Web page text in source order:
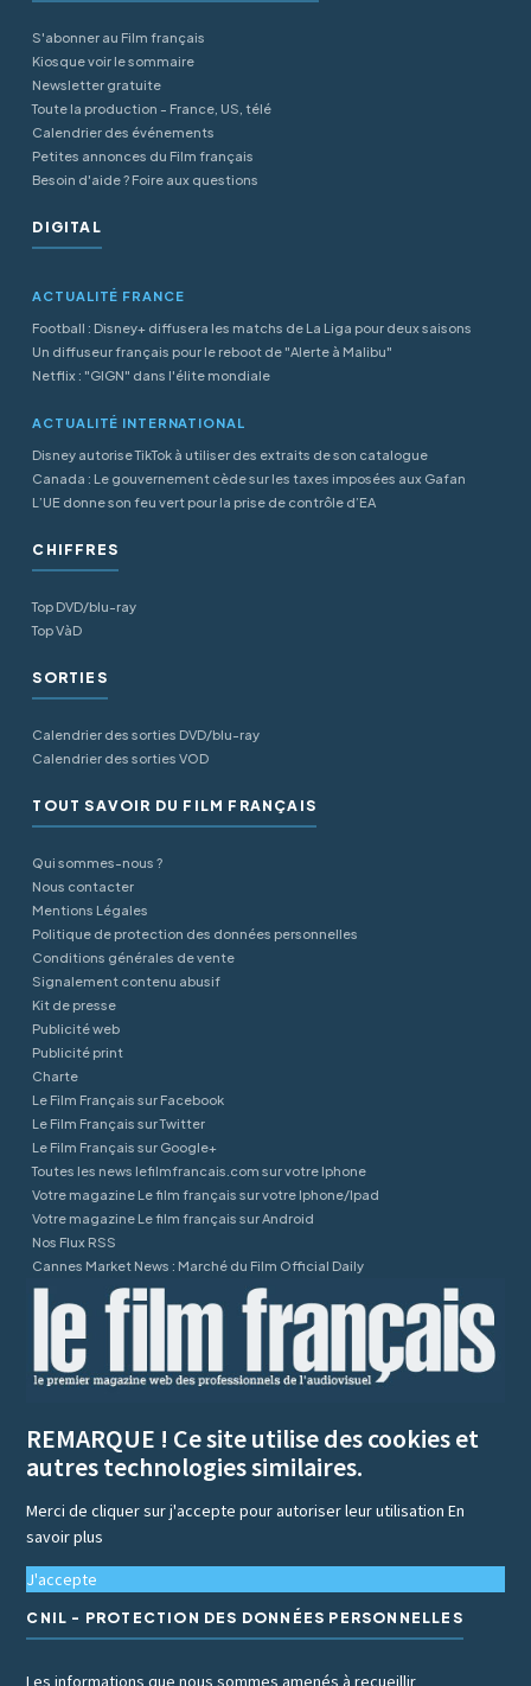
S'abonner au Film français
Kiosque voir le sommaire
Newsletter gratuite
Toute la production - France, US, télé
Calendrier des événements
Petites annonces du Film français
Besoin d'aide ? Foire aux questions
DIGITAL
ACTUALITÉ FRANCE
Football : Disney+ diffusera les matchs de La Liga pour deux saisons
Un diffuseur français pour le reboot de "Alerte à Malibu"
Netflix : "GIGN" dans l'élite mondiale
ACTUALITÉ INTERNATIONAL
Disney autorise TikTok à utiliser des extraits de son catalogue
Canada : Le gouvernement cède sur les taxes imposées aux Gafan
L’UE donne son feu vert pour la prise de contrôle d’EA
CHIFFRES
Top DVD/blu-ray
Top VàD
SORTIES
Calendrier des sorties DVD/blu-ray
Calendrier des sorties VOD
TOUT SAVOIR DU FILM FRANÇAIS
Qui sommes-nous ?
Nous contacter
Mentions Légales
Politique de protection des données personnelles
Conditions générales de vente
Signalement contenu abusif
Kit de presse
Publicité web
Publicité print
Charte
Le Film Français sur Facebook
Le Film Français sur Twitter
Le Film Français sur Google+
Toutes les news lefilmfrancais.com sur votre Iphone
Votre magazine Le film français sur votre Iphone/Ipad
Votre magazine Le film français sur Android
Nos Flux RSS
Cannes Market News : Marché du Film Official Daily
REMARQUE ! Ce site utilise des cookies et
autres technologies similaires.
Merci de cliquer sur j'accepte pour autoriser leur utilisationEn
savoir plus
J'accepte
CNIL - PROTECTION DES DONNÉES PERSONNELLES
Les informations que nous sommes amenés à recueillir